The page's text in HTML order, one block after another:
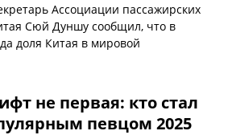
Ассоциации пассажирских
Сюй Дуншу сообщил, что в
доля Китая в мировой
достигла 38%. Пока
Китая продолжают укрепляться.
не первая: кто стал
певцом 2025